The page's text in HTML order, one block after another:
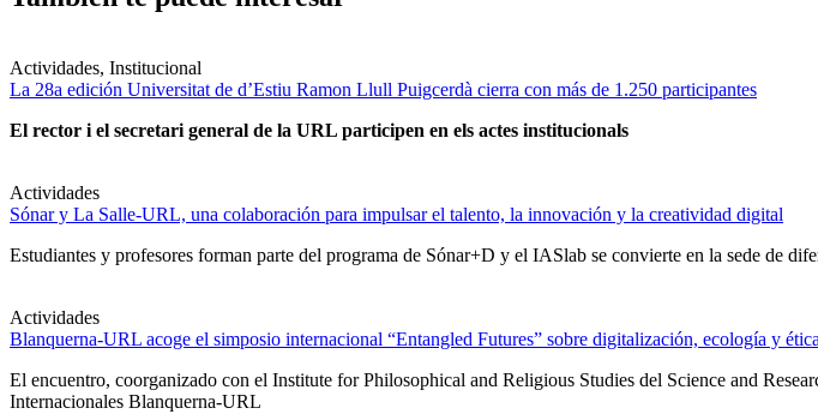
Actividades, Institucional
La 28a edición Universitat de d’Estiu Ramon Llull Puigcerdà cierra con más de 1.250 participantes
El rector i el secretari general de la URL participen en els actes institucionals
Actividades
Sónar y La Salle-URL, una colaboración para impulsar el talento, la innovación y la creatividad digital
Estudiantes y profesores forman parte del programa de Sónar+D y el IASlab se convierte en la sede de
Actividades
Blanquerna-URL acoge el simposio internacional “Entangled Futures” sobre digitalización, ecología y
El encuentro, coorganizado con el Institute for Philosophical and Religious Studies del Science and
Internacionales Blanquerna-URL